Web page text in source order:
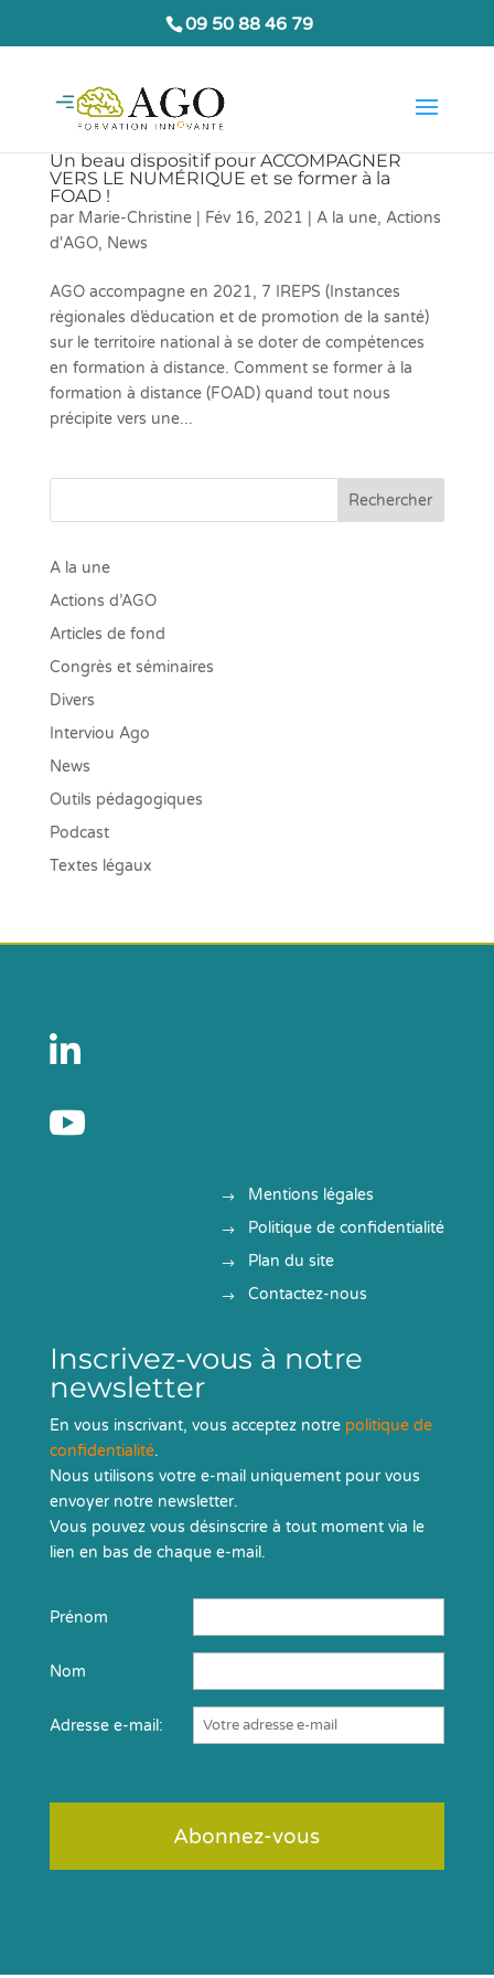
09 50 88 46 79
Un beau dispositif pour ACCOMPAGNER
VERS LE NUMÉRIQUE et se former à la
FOAD !
par Marie-Christine| Fév 16, 2021 A la une, Actions
d'AGO, News
AGO accompagne en 2021, 7 IREPS (Instances
régionales d’éducation et de promotion de la santé)
sur le territoire national à se doter de compétences
en formation à distance. Comment se former à la
formation à distance (FOAD) quand tout nous
précipite vers une...
Rechercher
A la une
Actions d’AGO
Articles de fond
Congrès et séminaires
Divers
Interviou Ago
News
Outils pédagogiques
Podcast
Textes légaux


Mentions légales
Politique de confidentialité
Plan du site
Contactez-nous
Inscrivez-vous à notre
newsletter
En vous inscrivant, vous acceptez notre politique de
confidentialité.
Nous utilisons votre e-mail uniquement pour vous
envoyer notre newsletter.
Vous pouvez vous désinscrire à tout moment via le
lien en bas de chaque e-mail.
Prénom
Nom
Adresse e-mail: